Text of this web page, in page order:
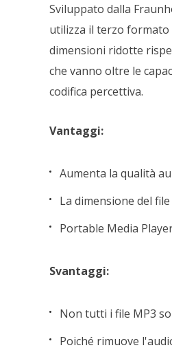
Sviluppato dalla
utilizza il terzo formato
dimensioni ridotte
che vanno oltre le
codifica percettiva.
Vantaggi:
Aumenta la qualità
La dimensione del
Portable Media
Svantaggi:
Non tutti i file MP3
Poiché rimuove